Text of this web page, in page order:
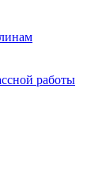
работы